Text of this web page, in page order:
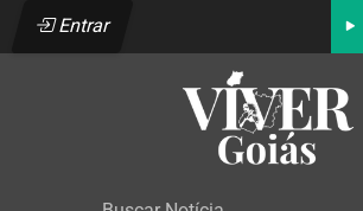
Entrar